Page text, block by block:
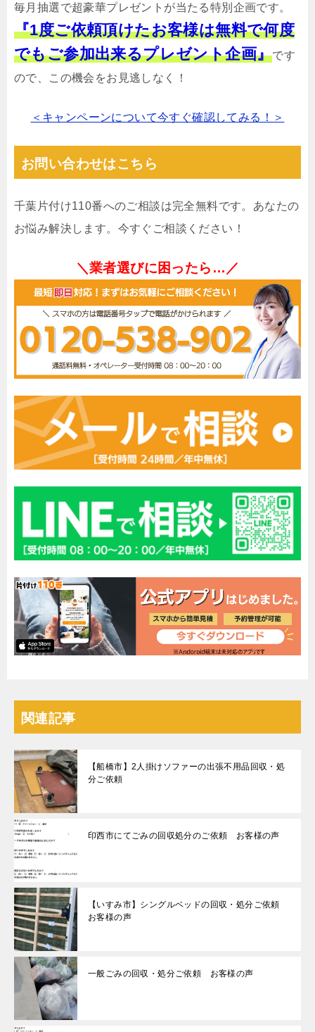
毎月抽選で超豪華プレゼントが当たる特別企画です。
『1度ご依頼頂けたお客様は無料で何度
でもご参加出来るプレゼント企画』です
ので、この機会をお見逃しなく！
＜キャンペーンについて今すぐ確認してみる！＞
お問い合わせはこちら
千葉片付け110番へのご相談は完全無料です。あなたの
お悩み解決します。今すぐご相談ください！
＼業者選びに困ったら…／
関連記事
【船橋市】2人掛けソファーの出張不用品回収・処
分ご依頼
印西市にてごみの回収処分のご依頼 お客様の声
【いすみ市】シングルベッドの回収・処分ご依頼
お客様の声
一般ごみの回収・処分ご依頼 お客様の声